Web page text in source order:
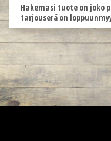
Hakemasi tuote on
tarjouserä on